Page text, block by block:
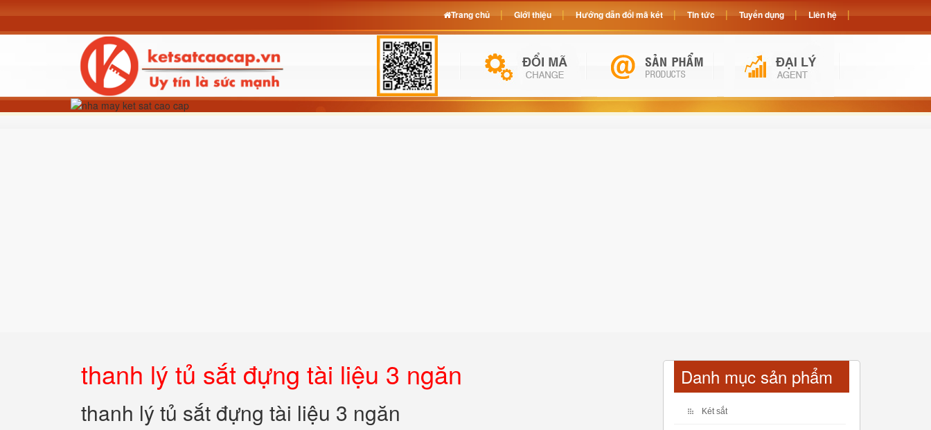
thanh lý tủ sắt đựng tài liệu 3 ngăn
thanh lý tủ sắt đựng tài liệu 3 ngăn
Danh mục sản phẩm
Két sắt
Trang chủ Giới thiệu Hướng dẫn đổi mã két Tin tức Tuyển dụng Liên hệ